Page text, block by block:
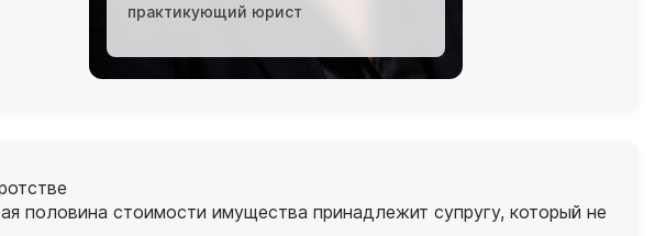
практикующий юрист
половина стоимости имущества принадлежит супругу, который не